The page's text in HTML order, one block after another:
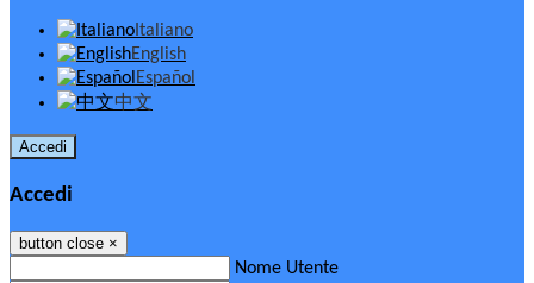
Italiano
English
Español
中文
Accedi
Accedi
button close ×
Nome Utente